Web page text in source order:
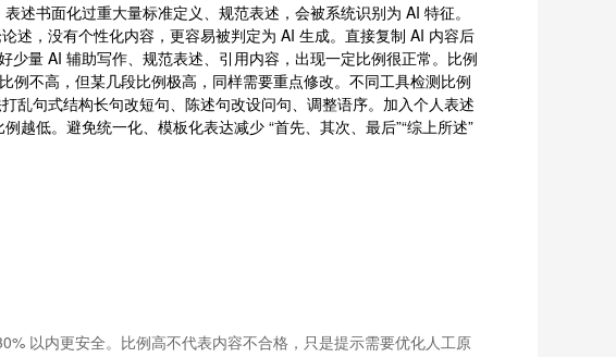
述书面化过重大量标准定义、规范表述，会被系统识别为 AI 特征。
述，没有个性化内容，更容易被判定为 AI 生成。直接复制 AI 内容后
量 AI 辅助写作、规范表述、引用内容，出现一定比例很正常。比例
不高，但某几段比例极高，同样需要重点修改。不同工具检测比例
乱句式结构长句改短句、陈述句改设问句、调整语序。加入个人表述
低。避免统一化、模板化表达减少 “首先、其次、最后”“综上所述”
以内更安全。比例高不代表内容不合格，只是提示需要优化人工原